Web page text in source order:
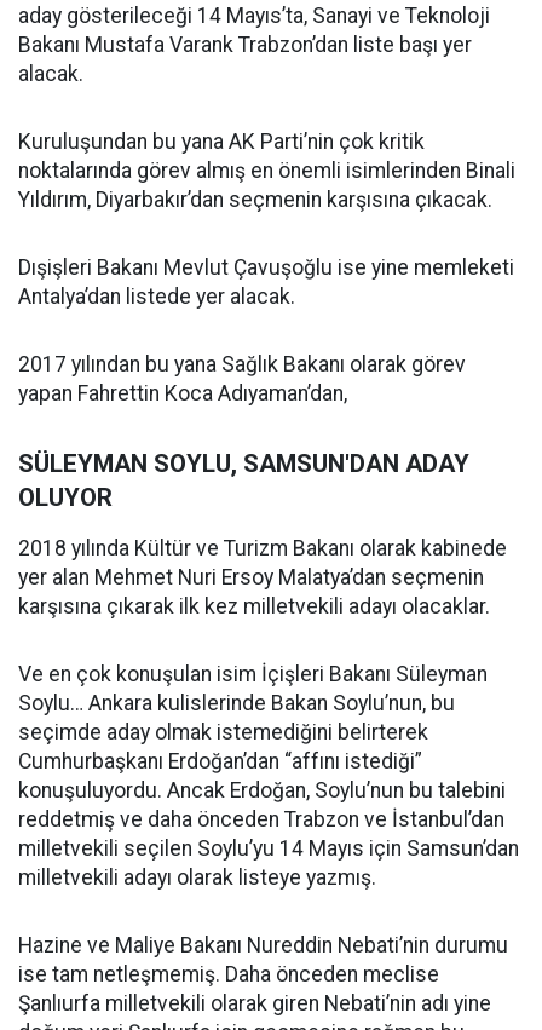
aday gösterileceği 14 Mayıs’ta, Sanayi ve Teknoloji
Bakanı Mustafa Varank Trabzon’dan liste başı yer
alacak.
Kuruluşundan bu yana AK Parti’nin çok kritik
noktalarında görev almış en önemli isimlerinden Binali
Yıldırım, Diyarbakır’dan seçmenin karşısına çıkacak.
Dışişleri Bakanı Mevlut Çavuşoğlu ise yine memleketi
Antalya’dan listede yer alacak.
2017 yılından bu yana Sağlık Bakanı olarak görev
yapan Fahrettin Koca Adıyaman’dan,
SÜLEYMAN SOYLU, SAMSUN'DAN ADAY
OLUYOR
2018 yılında Kültür ve Turizm Bakanı olarak kabinede
yer alan Mehmet Nuri Ersoy Malatya’dan seçmenin
karşısına çıkarak ilk kez milletvekili adayı olacaklar.
Ve en çok konuşulan isim İçişleri Bakanı Süleyman
Soylu… Ankara kulislerinde Bakan Soylu’nun, bu
seçimde aday olmak istemediğini belirterek
Cumhurbaşkanı Erdoğan’dan “affını istediği”
konuşuluyordu. Ancak Erdoğan, Soylu’nun bu talebini
reddetmiş ve daha önceden Trabzon ve İstanbul’dan
milletvekili seçilen Soylu’yu 14 Mayıs için Samsun’dan
milletvekili adayı olarak listeye yazmış.
Hazine ve Maliye Bakanı Nureddin Nebati’nin durumu
ise tam netleşmemiş. Daha önceden meclise
Şanlıurfa milletvekili olarak giren Nebati’nin adı yine